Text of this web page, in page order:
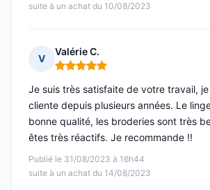
suite à un achat du 10/08/2023
V
Valérie C.
Note : 5 sur 5
Publié le 31/08/2023 à 16h44
suite à un achat du 14/08/2023
Je suis très satisfaite de votre travail,
cliente depuis plusieurs années. Le
bonne qualité, les broderies sont très
êtes très réactifs. Je recommande !!